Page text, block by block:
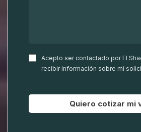
Acepto ser contactado por El
recibir información sobre mi
Quiero cotizar mi